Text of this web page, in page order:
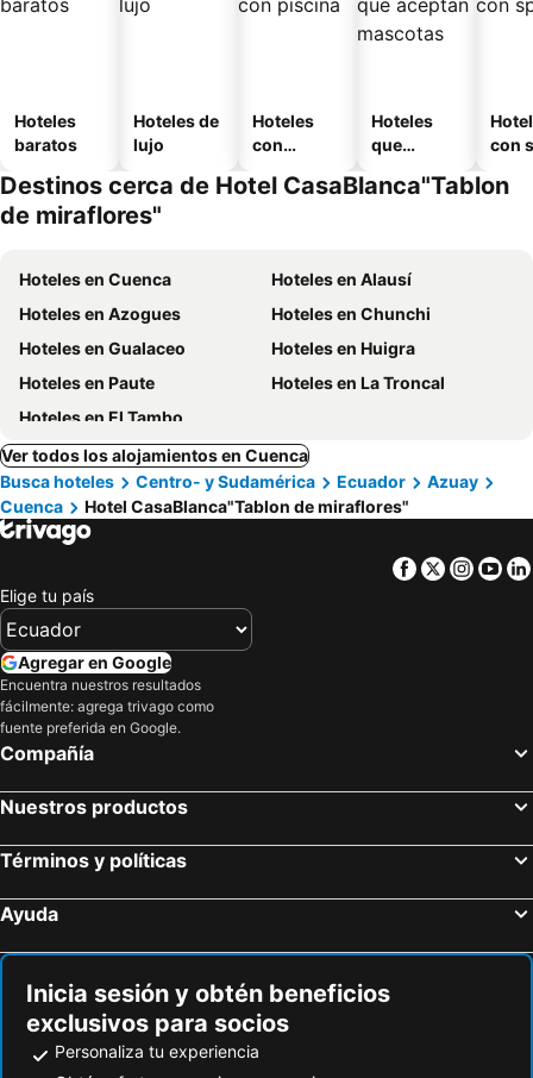
Hoteles
baratos
Hoteles de
lujo
Hoteles
con
Hoteles
que
mascotas
con
Destinos cerca de Hotel CasaBlanca"Tablon
de miraflores"
Hoteles en Cuenca
Hoteles en Alausí
Hoteles en Azogues
Hoteles en Chunchi
Hoteles en Gualaceo
Hoteles en Huigra
Hoteles en Paute
Hoteles en La Troncal
Hoteles en El Tambo
Ver todos los alojamientos en Cuenca
Busca hoteles
Centro- y Sudamérica Ecuador
Azuay
Cuenca
Hotel CasaBlanca"Tablon de miraflores"
Facebook
Twitter
Elige tu país
Agregar en Google
Encuentra nuestros resultados
fácilmente: agrega trivago como
fuente preferida en Google.
Compañía
Nuestros productos
Términos y políticas
Ayuda
Inicia sesión y obtén beneficios
exclusivos para socios
Personaliza tu experiencia